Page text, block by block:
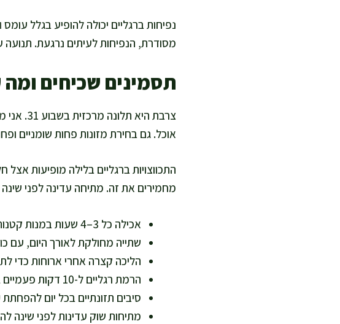
נפיחות ברגליים יכולה להופיע בגלל עומס
מסודרת, הנפיחות לעיתים נרגעת. תנועה
תסמינים שכיחים ומה
צרבת
אוכל. גם בחירת מזונות פחות שומניים
התכווצויות ברגליים בלילה מופיעות
מחמירים את זה. מתיחה עדינה לפני שינה
אכילה כל 3–4 שעות במנות קטנות כדי להפחית צרבת ומלאות.
שתייה מחולקת לאורך היום, עם
הליכה קצרה אחרי ארוחות כדי
הרמת רגליים ל-10 דקות פעמיים ביום להפחתת כבדות.
סיבים תזונתיים בכל יום
מתיחות שוק עדינות לפני שינה